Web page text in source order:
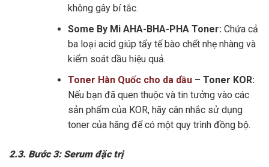
không gây bí tắc.
Some By Mi AHA-BHA-PHA Toner: Chứa cả
ba loại acid giúp tẩy tế bào chết nhẹ nhàng và
kiểm soát dầu hiệu quả.
Toner Hàn Quốc cho da dầu – Toner KOR:
Nếu bạn đã quen thuộc và tin tưởng vào các
sản phẩm của KOR, hãy cân nhắc sử dụng
toner của hãng để có một quy trình đồng bộ.
2.3. Bước 3: Serum đặc trị